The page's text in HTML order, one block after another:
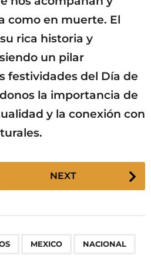
como en muerte. El
rica historia y
un pilar
festividades del Día de
la importancia de
y la conexión con
NEXT
MEXICO NACIONAL